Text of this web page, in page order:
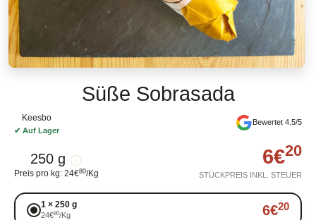
Süße Sobrasada
Keesbo
✔ Auf Lager
Bewertet 4.5/5
250 g
Preis pro kg: 24€80/Kg
6€20
STÜCKPREIS INKL. STEUER
1 × 250 g
24€80/Kg 6€20